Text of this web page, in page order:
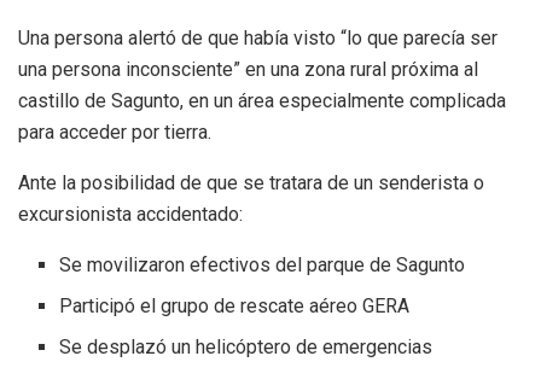
Una persona alertó de que había visto “lo que parecía ser
una persona inconsciente” en una zona rural próxima al
castillo de Sagunto, en un área especialmente complicada
para acceder por tierra.
Ante la posibilidad de que se tratara de un senderista o
excursionista accidentado:
Se movilizaron efectivos del parque de Sagunto
Participó el grupo de rescate aéreo GERA
Se desplazó un helicóptero de emergencias